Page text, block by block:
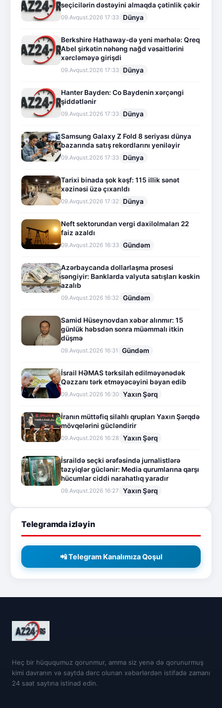
seçicilərin dəstəyini almaqda çətinlik çəkir
09.Avqust.2026 17:33 Dünya
Berkshire Hathaway-də yeni mərhələ: Qreq
Abel şirkətin nəhəng nağd vəsaitlərini
xərcləməyə girişdi
09.Avqust.2026 17:33 Dünya
Hanter Bayden: Co Baydenin xərçəngi
şiddətlənir
09.Avqust.2026 17:33 Dünya
Samsung Galaxy Z Fold 8 seriyası dünya
bazarında satış rekordlarını yeniləyir
09.Avqust.2026 17:33 Dünya
Tarixi binada şok kəşf: 115 illik sənət
xəzinəsi üzə çıxarıldı
09.Avqust.2026 17:32 Dünya
Neft sektorundan vergi daxilolmaları 22
faiz azaldı
09.Avqust.2026 16:33 Gündəm
Azərbaycanda dollarlaşma prosesi
səngiyir: Banklarda valyuta satışları kəskin
azalıb
09.Avqust.2026 16:32 Gündəm
Samid Hüseynovdan xəbər alınmır: 15
günlük həbsdən sonra müəmmalı itkin
düşmə
09.Avqust.2026 16:31 Gündəm
İsrail HƏMAS tərksilah edilməyənədək
Qəzzanı tərk etməyəcəyini bəyan edib
09.Avqust.2026 16:30 Yaxın Şərq
İranın müttəfiq silahlı qrupları Yaxın Şərqdə
mövqelərini gücləndirir
09.Avqust.2026 16:28 Yaxın Şərq
İsraildə seçki ərəfəsində jurnalistlərə
təzyiqlər güclənir: Media qurumlarına qarşı
hücumlar ciddi narahatlıq yaradır
09.Avqust.2026 16:27 Yaxın Şərq
Telegramda izləyin
📲 Telegram Kanalımıza Qoşul
Heç bir hüququmuz qorunmur, amma siz yenə də qorunurmuş
kimi davranın və saytda dərc olunan xəbərlərdən istifadə zamanı
24 saat saytına istinad edin.